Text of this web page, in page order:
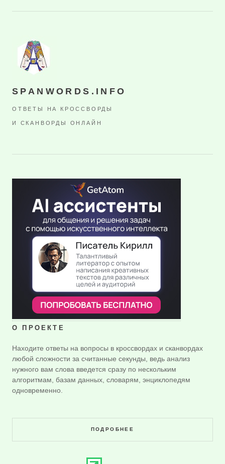
SPANWORDS.INFO
ОТВЕТЫ НА КРОССВОРДЫ
И СКАНВОРДЫ ОНЛАЙН
О ПРОЕКТЕ
Находите ответы на вопросы в кроссвордах и сканвордах
любой сложности за считанные секунды, ведь анализ
нужного вам слова введется сразу по нескольким
алгоритмам, базам данных, словарям, энциклопедям
одновременно.
ПОДРОБНЕЕ